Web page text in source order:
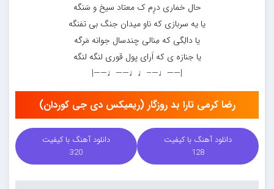
حال خماری درِم ک معتاد سیخ و سَنگه
یا یه سربازی که ناو میدان جنگ بی تفنگه
یا دالِگی که مِنالی چندسال جوانه مَرگه
یا جنازه ی که اَرای پول قوری لنگه لنگه
|——♩—–♩♩——♩——|
رضا کرمی تارا بد روزگار (ریمیکس دی جی کوردان)
دانلود آهنگ با کیفیت
128
دانلود آهنگ با کیفیت
320